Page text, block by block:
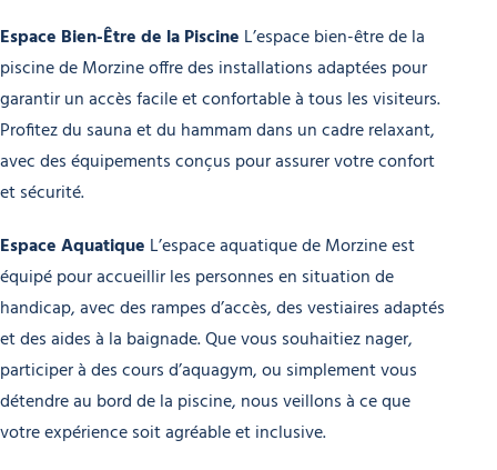
Espace Bien-Être de la Piscine L’espace bien-être de la
piscine de Morzine offre des installations adaptées pour
garantir un accès facile et confortable à tous les visiteurs.
Profitez du sauna et du hammam dans un cadre relaxant,
avec des équipements conçus pour assurer votre confort
et sécurité.
Espace Aquatique L’espace aquatique de Morzine est
équipé pour accueillir les personnes en situation de
handicap, avec des rampes d’accès, des vestiaires adaptés
et des aides à la baignade. Que vous souhaitiez nager,
participer à des cours d’aquagym, ou simplement vous
détendre au bord de la piscine, nous veillons à ce que
votre expérience soit agréable et inclusive.